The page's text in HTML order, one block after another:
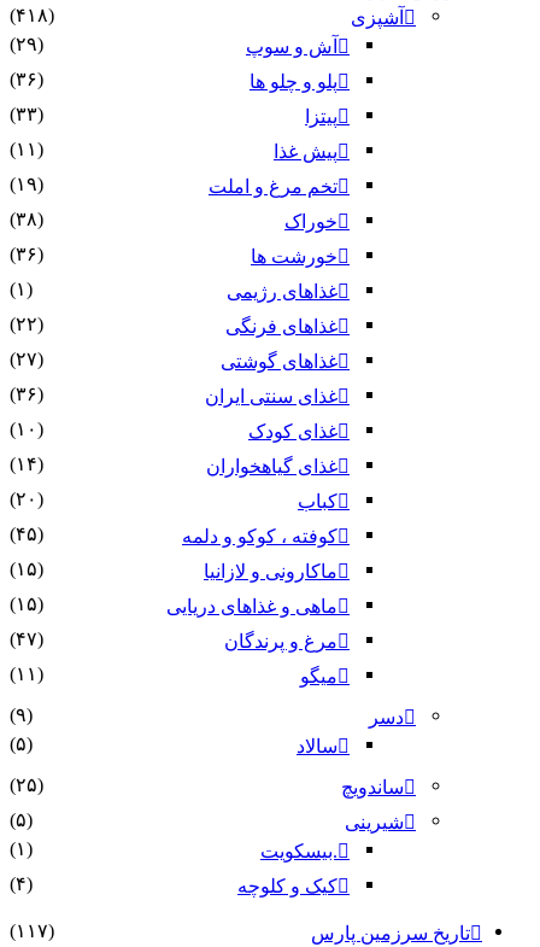
آشپزی
(۴۱۸)
آش و سوپ
(۲۹)
پلو و چلو ها
(۳۶)
پیتزا
(۳۳)
پیش غذا
(۱۱)
تخم مرغ و املت
(۱۹)
خوراک
(۳۸)
خورشت ها
(۳۶)
غذاهای رژیمی
(۱)
غذاهای فرنگی
(۲۲)
غذاهای گوشتی
(۲۷)
غذای سنتی ایران
(۳۶)
غذای کودک
(۱۰)
غذای گیاهخواران
(۱۴)
کباب
(۲۰)
کوفته ، کوکو و دلمه
(۴۵)
ماکارونی و لازانیا
(۱۵)
ماهی و غذاهای دریایی
(۱۵)
مرغ و پرندگان
(۴۷)
میگو
(۱۱)
دسر
(۹)
سالاد
(۵)
ساندویچ
(۲۵)
شیرینی
(۵)
.بیسکویت
(۱)
کیک و کلوچه
(۴)
تاریخ سرزمین پارس
(۱۱۷)